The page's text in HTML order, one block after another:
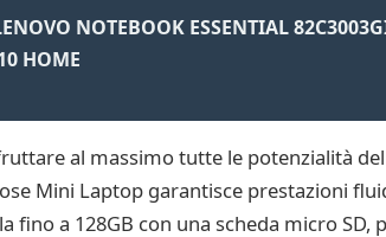
NOTEBOOK ESSENTIAL
HOME
al massimo tutte le potenzialità
Mini Laptop garantisce prestazioni
a 128GB con una scheda micro